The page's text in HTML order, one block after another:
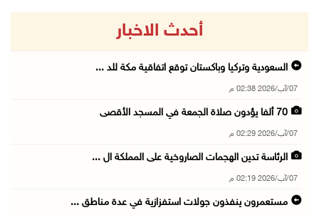
أحدث الاخبار
السعودية وتركيا وباكستان توقع اتفاقية مكة للد ...
07/آب/2026 02:38 م
70 ألفا يؤدون صلاة الجمعة في المسجد الأقصى
07/آب/2026 02:29 م
الرئاسة تدين الهجمات الصاروخية على المملكة ال ...
07/آب/2026 02:19 م
مستعمرون ينفذون جولات استفزازية في عدة مناطق ...